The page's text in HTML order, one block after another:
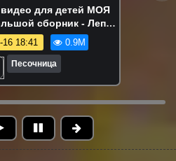
вкусняшек!
видео про игрушки
18:04 840.0K
Песочница